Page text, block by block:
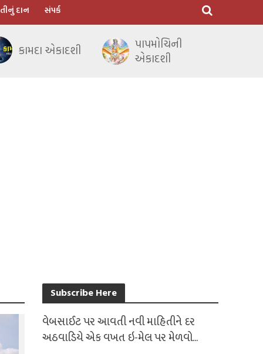
દાન સંપર્ક
કામદા એકાદશી
પાપમોચિની
એકાદશી
Subscribe Here
વેબસાઈટ પર આવતી નવી માહિતીને દર
અઠવાડિયે એક વખત ઇ-મેલ પર મેળવો...